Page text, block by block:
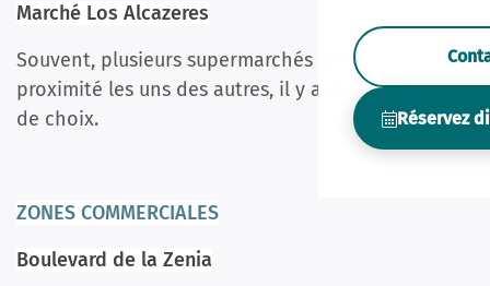
Réservez
Marché Los Alcazeres
Souvent, plusieurs supermarchés sont situés à
proximité les uns des autres, il y a donc beaucoup
de choix.
ZONES COMMERCIALES
Boulevard de la Zenia